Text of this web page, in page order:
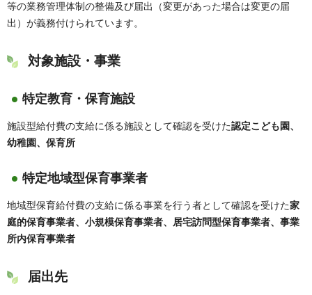
等の業務管理体制の整備及び届出（変更があった場合は変更の届
出）が義務付けられています。
対象施設・事業
特定教育・保育施設
施設型給付費の支給に係る施設として確認を受けた認定こども園、
幼稚園、 保育所
特定地域型保育事業者
地域型保育給付費の支給に係る事業を行う者として確認を受けた家
庭的保育事業者、 小規模保育事業者、 居宅訪問型保育事業者、 事業
所内保育事業者
届出先